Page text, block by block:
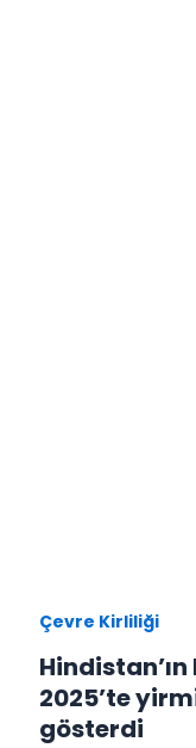
Çevre Kirliliği
2025’te
gösterdi